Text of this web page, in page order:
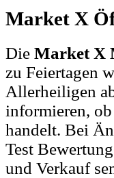
Market X
Die Market X
zu Feiertagen
Allerheiligen
informieren,
handelt. Bei
Test
und Verkauf